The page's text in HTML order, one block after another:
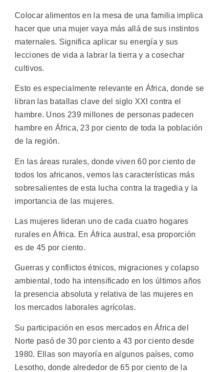
Colocar alimentos en la mesa de una familia implica
hacer que una mujer vaya más allá de sus instintos
maternales. Significa aplicar su energía y sus
lecciones de vida a labrar la tierra y a cosechar
cultivos.
Esto es especialmente relevante en África, donde se
libran las batallas clave del siglo XXI contra el
hambre. Unos 239 millones de personas padecen
hambre en África, 23 por ciento de toda la población
de la región.
En las áreas rurales, donde viven 60 por ciento de
todos los africanos, vemos las características más
sobresalientes de esta lucha contra la tragedia y la
importancia de las mujeres.
Las mujeres lideran uno de cada cuatro hogares
rurales en África. En África austral, esa proporción
es de 45 por ciento.
Guerras y conflictos étnicos, migraciones y colapso
ambiental, todo ha intensificado en los últimos años
la presencia absoluta y relativa de las mujeres en
los mercados laborales agrícolas.
Su participación en esos mercados en África del
Norte pasó de 30 por ciento a 43 por ciento desde
1980. Ellas son mayoría en algunos países, como
Lesotho, donde alrededor de 65 por ciento de la